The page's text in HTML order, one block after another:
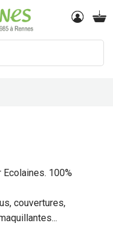
100%
couvertures,